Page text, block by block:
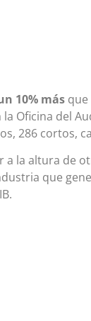
10% más
la Oficina del
286 cortos,
la altura de
que